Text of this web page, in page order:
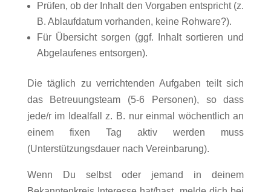
Prüfen, ob der Inhalt den Vorgaben entspricht (z.
B. Ablaufdatum vorhanden, keine Rohware?).
Für Übersicht sorgen (ggf. Inhalt sortieren und
Abgelaufenes entsorgen).
Die täglich zu verrichtenden Aufgaben teilt sich
das Betreuungsteam (5-6 Personen), so dass
jede/r im Idealfall z. B. nur einmal wöchentlich an
einem fixen Tag aktiv werden muss
(Unterstützungsdauer nach Vereinbarung).
Wenn Du selbst oder jemand in deinem